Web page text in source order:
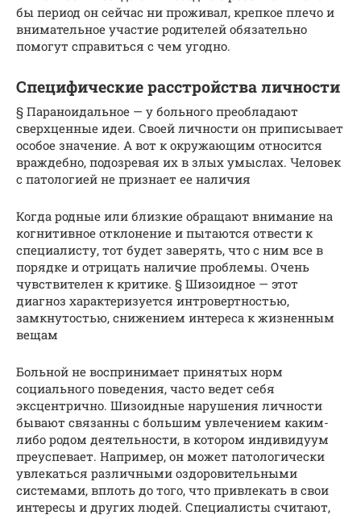
бы период он сейчас ни проживал, крепкое плечо и
внимательное участие родителей обязательно
помогут справиться с чем угодно.
Специфические расстройства личности
§ Параноидальное — у больного преобладают
сверхценные идеи. Своей личности он приписывает
особое значение. А вот к окружающим относится
враждебно, подозревая их в злых умыслах. Человек
с патологией не признает ее наличия
Когда родные или близкие обращают внимание на
когнитивное отклонение и пытаются отвести к
специалисту, тот будет заверять, что с ним все в
порядке и отрицать наличие проблемы. Очень
чувствителен к критике. § Шизоидное — этот
диагноз характеризуется интровертностью,
замкнутостью, снижением интереса к жизненным
вещам
Больной не воспринимает принятых норм
социального поведения, часто ведет себя
эксцентрично. Шизоидные нарушения личности
бывают связанны с большим увлечением каким-
либо родом деятельности, в котором индивидуум
преуспевает. Например, он может патологически
увлекаться различными оздоровительными
системами, вплоть до того, что привлекать в свои
интересы и других людей. Специалисты считают,